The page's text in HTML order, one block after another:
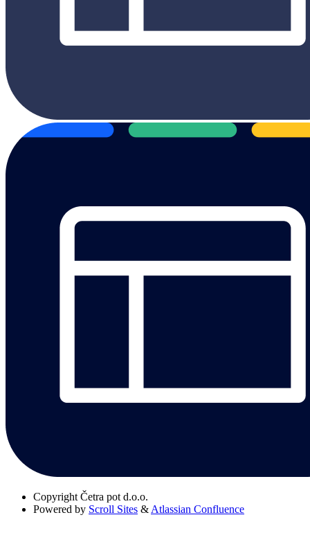
Copyright Četra pot d.o.o.
Powered by Scroll Sites & Atlassian Confluence